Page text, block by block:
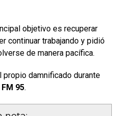
objetivo es recuperar
continuar trabajando y pidió
de manera pacífica.
propio damnificado durante
FM 95.